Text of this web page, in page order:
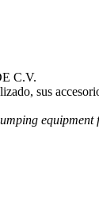
C.V.
sus
equipment